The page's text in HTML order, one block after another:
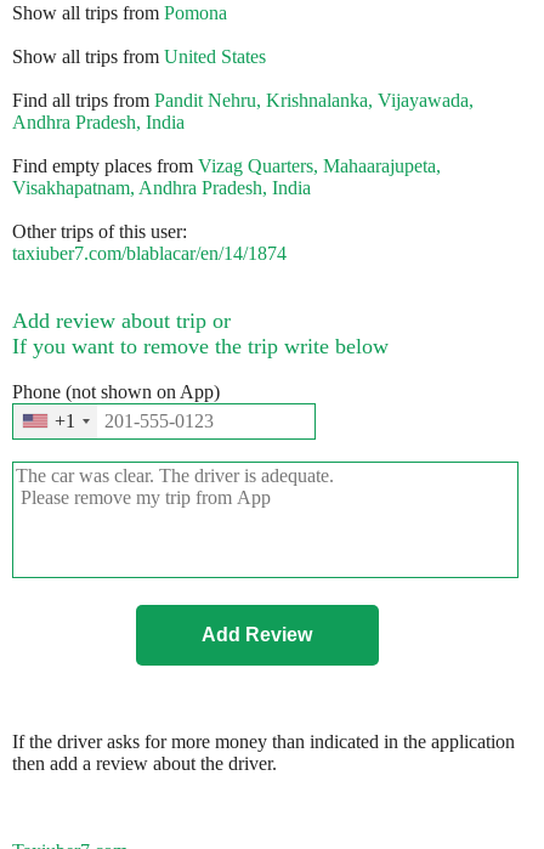
Show all trips from Pomona
Show all trips from United States
Find all trips from Pandit Nehru, Krishnalanka, Vijayawada,
Andhra Pradesh, India
Find empty places from Vizag Quarters, Mahaarajupeta,
Visakhapatnam, Andhra Pradesh, India
Other trips of this user:
taxiuber7.com/blablacar/en/14/1874
Add review about trip or
If you want to remove the trip write below
Phone (not shown on App)
+1
If the driver asks for more money than indicated in the application
then add a review about the driver.